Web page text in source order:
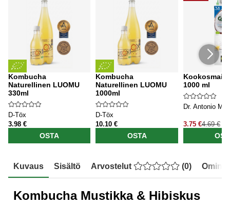
Kombucha
Naturellinen LUOMU
330ml
D-Töx
3.98 €
OSTA
Kombucha
Naturellinen LUOMU
1000ml
D-Töx
10.10 €
OSTA
1000 ml
Dr. Antonio
3.75 €4.69 €
Kuvaus Sisältö Arvostelut (0)
Kombucha Mustikka & Hibiskus